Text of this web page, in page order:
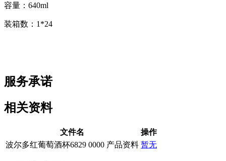
容量：640ml
装箱数：1*24
服务承诺
相关资料
文件名
操作
波尔多红葡萄酒杯6829 0000 产品资料 暂无